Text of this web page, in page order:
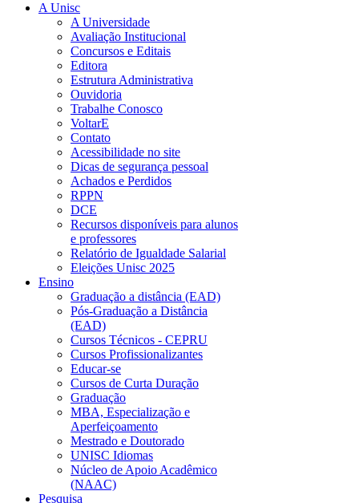
A Unisc
A Universidade
Avaliação Institucional
Concursos e Editais
Editora
Estrutura Administrativa
Ouvidoria
Trabalhe Conosco
VoltarE
Contato
Acessibilidade no site
Dicas de segurança pessoal
Achados e Perdidos
RPPN
DCE
Recursos disponíveis para alunos
e professores
Relatório de Igualdade Salarial
Eleições Unisc 2025
Ensino
Graduação a distância (EAD)
Pós-Graduação a Distância
(EAD)
Cursos Técnicos - CEPRU
Cursos Profissionalizantes
Educar-se
Cursos de Curta Duração
Graduação
MBA, Especialização e
Aperfeiçoamento
Mestrado e Doutorado
UNISC Idiomas
Núcleo de Apoio Acadêmico
(NAAC)
Pesquisa